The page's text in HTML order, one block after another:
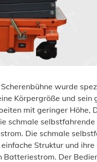
wurde
Körpergröße und
mit geringer Höhe,
schmale
Die schmale
Struktur und
Der